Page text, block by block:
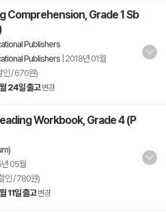
Comprehension, Grade 1 Sb
Publishers
Publishers 2018년 01월
인 / 670원)
24일 출고 변경
Workbook, Grade 4 (P
05월
인 / 780원)
11일 출고 변경